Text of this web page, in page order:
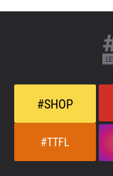
#SHOP
#TTFL